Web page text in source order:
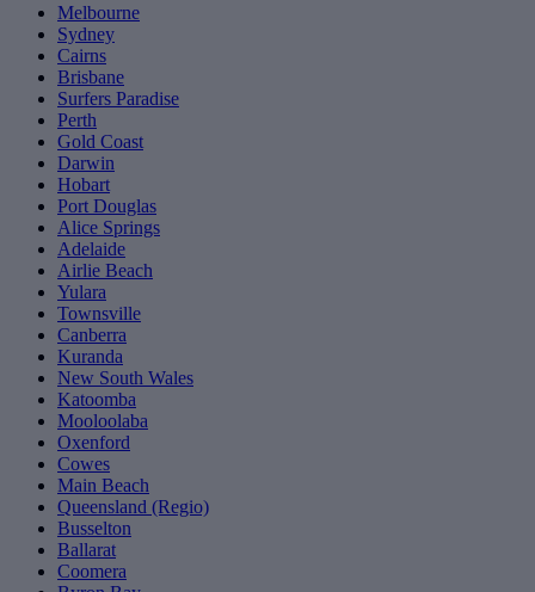
Melbourne
Sydney
Cairns
Brisbane
Surfers Paradise
Perth
Gold Coast
Darwin
Hobart
Port Douglas
Alice Springs
Adelaide
Airlie Beach
Yulara
Townsville
Canberra
Kuranda
New South Wales
Katoomba
Mooloolaba
Oxenford
Cowes
Main Beach
Queensland (Regio)
Busselton
Ballarat
Coomera